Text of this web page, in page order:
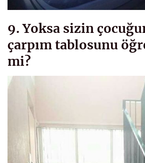
9. Yoksa sizin
çarpım tablosunu
mi?